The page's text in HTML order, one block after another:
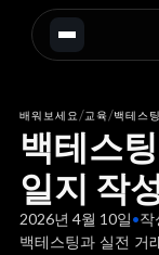
배워보세요/교육/백테스
백테스
일지 작
2026년 4월 10일•작
백테스팅과 실전 거